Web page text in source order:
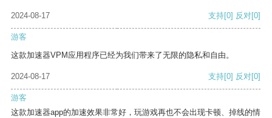
2024-08-17 支持[0] 反对[0]
游客
这款加速器VPM应用程序已经为我们带来了无限的隐私和自由。
2024-08-17 支持[0] 反对[0]
游客
这款加速器app的加速效果非常好，玩游戏再也不会出现卡顿、掉线的情